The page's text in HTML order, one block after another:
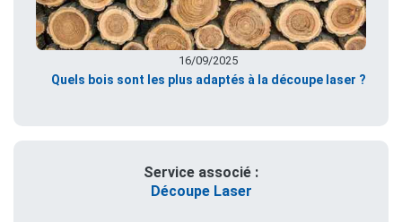
16/09/2025
Quels bois sont les plus adaptés à la découpe laser ?
Service associé :
Découpe Laser